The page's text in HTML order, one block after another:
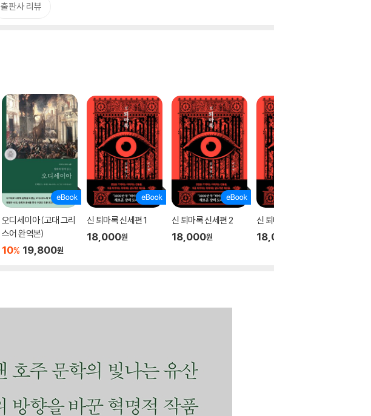
출판사 리뷰
오디세이아 (고대 그리
스어 완역본)
10% 19,800원
신 퇴마록 신세편 1
18,000원
신 퇴마록 신세편 2
18,000원
신 퇴마록 신세편 3
18,000